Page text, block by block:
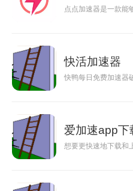
点点加速器是一款能
快活加速器
快鸭每日免费加速器
爱加速app下
想要更快速地下载和